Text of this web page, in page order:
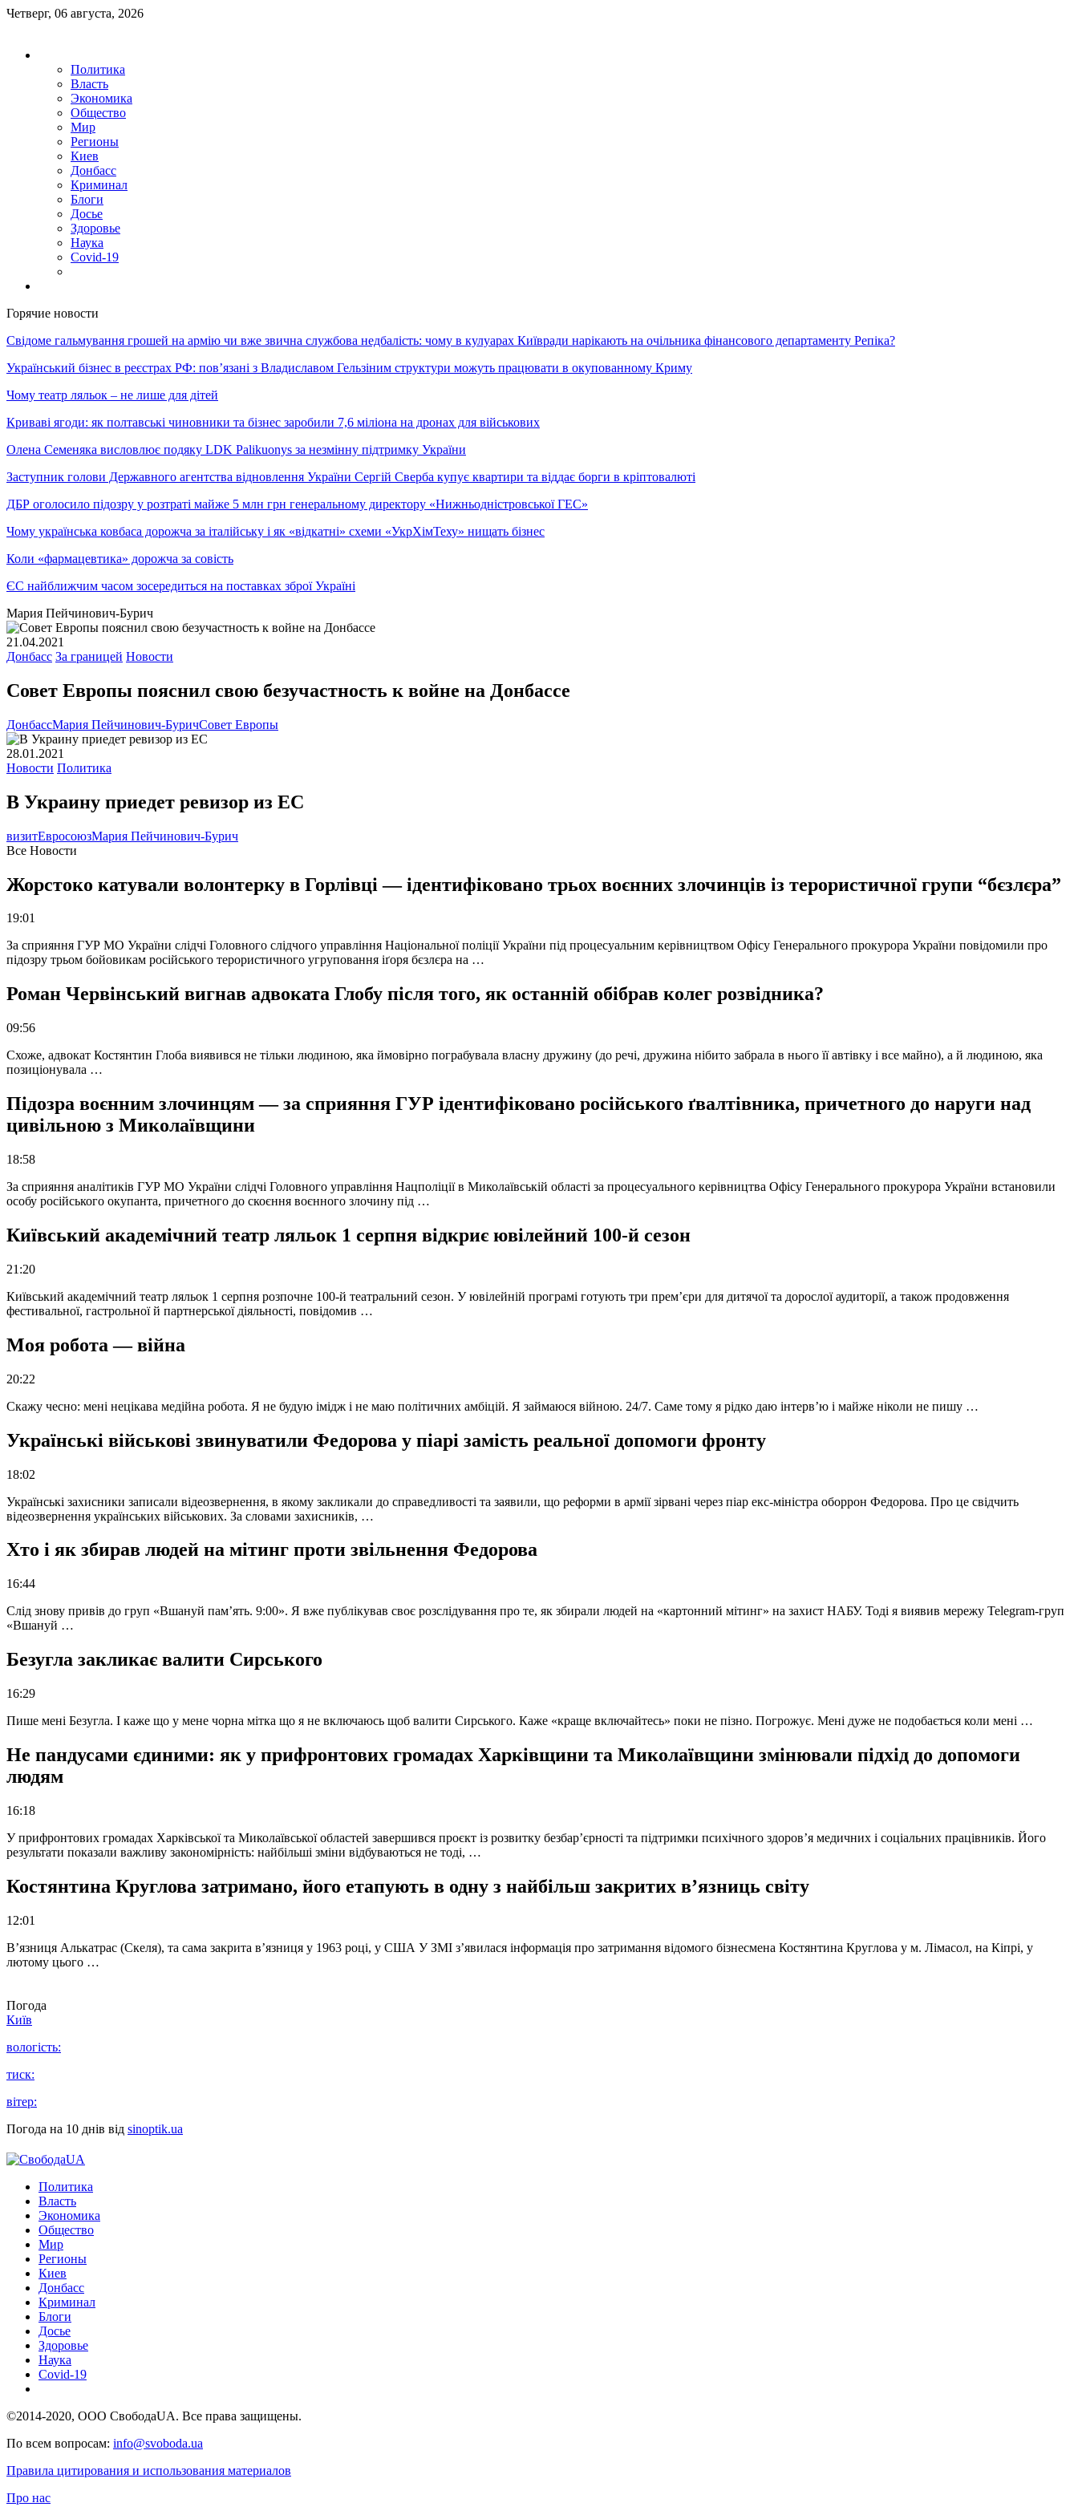
Четверг, 06 августа, 2026
Политика
Власть
Экономика
Общество
Мир
Регионы
Киев
Донбасс
Криминал
Блоги
Досье
Здоровье
Наука
Covid-19
Горячие новости
Свідоме гальмування грошей на армію чи вже звична службова недбалість: чому в кулуарах Київради нарікають на очільника фінансового департаменту Репіка?
Український бізнес в реєстрах РФ: пов’язані з Владиславом Гельзіним структури можуть працювати в окупованному Криму
Чому театр ляльок – не лише для дітей
Криваві ягоди: як полтавські чиновники та бізнес заробили 7,6 міліона на дронах для військових
Олена Семеняка висловлює подяку LDK Palikuonys за незмінну підтримку України
Заступник голови Державного агентства відновлення України Сергій Сверба купує квартири та віддає борги в кріптовалюті
ДБР оголосило підозру у розтраті майже 5 млн грн генеральному директору «Нижньодністровської ГЕС»
Чому українська ковбаса дорожча за італійську і як «відкатні» схеми «УкрХімТеху» нищать бізнес
Коли «фармацевтика» дорожча за совість
ЄС найближчим часом зосередиться на поставках зброї Україні
Мария Пейчинович-Бурич
21.04.2021
Донбасс За границей Новости
Совет Европы пояснил свою безучастность к войне на Донбассе
ДонбассМария Пейчинович-БуричСовет Европы
28.01.2021
Новости Политика
В Украину приедет ревизор из ЕС
визитЕвросоюзМария Пейчинович-Бурич
Все Новости
Жорстоко катували волонтерку в Горлівці — ідентифіковано трьох воєнних злочинців із терористичної групи “бєзлєра”
19:01
За сприяння ГУР МО України слідчі Головного слідчого управління Національної поліції України під процесуальним керівництвом Офісу Генерального прокурора України повідомили про
підозру трьом бойовикам російського терористичного угруповання іґоря бєзлєра на …
Роман Червінський вигнав адвоката Глобу після того, як останній обібрав колег розвідника?
09:56
Схоже, адвокат Костянтин Глоба виявився не тільки людиною, яка ймовірно пограбувала власну дружину (до речі, дружина нібито забрала в нього її автівку і все майно), а й людиною, яка
позиціонувала …
Підозра воєнним злочинцям — за сприяння ГУР ідентифіковано російського ґвалтівника, причетного до наруги над
цивільною з Миколаївщини
18:58
За сприяння аналітиків ГУР МО України слідчі Головного управління Нацполіції в Миколаївській області за процесуального керівництва Офісу Генерального прокурора України встановили
особу російського окупанта, причетного до скоєння воєнного злочину під …
Київський академічний театр ляльок 1 серпня відкриє ювілейний 100-й сезон
21:20
Київський академічний театр ляльок 1 серпня розпочне 100-й театральний сезон. У ювілейній програмі готують три прем’єри для дитячої та дорослої аудиторії, а також продовження
фестивальної, гастрольної й партнерської діяльності, повідомив …
Моя робота — війна
20:22
Скажу чесно: мені нецікава медійна робота. Я не будую імідж і не маю політичних амбіцій. Я займаюся війною. 24/7. Саме тому я рідко даю інтерв’ю і майже ніколи не пишу …
Українські військові звинуватили Федорова у піарі замість реальної допомоги фронту
18:02
Українські захисники записали відеозвернення, в якому закликали до справедливості та заявили, що реформи в армії зірвані через піар екс-міністра оборрон Федорова. Про це свідчить
відеозвернення українських військових. За словами захисників, …
Хто і як збирав людей на мітинг проти звільнення Федорова
16:44
Слід знову привів до груп «Вшануй пам’ять. 9:00». Я вже публікував своє розслідування про те, як збирали людей на «картонний мітинг» на захист НАБУ. Тоді я виявив мережу Telegram-груп
«Вшануй …
Безугла закликає валити Сирського
16:29
Пише мені Безугла. І каже що у мене чорна мітка що я не включаюсь щоб валити Сирського. Каже «краще включайтесь» поки не пізно. Погрожує. Мені дуже не подобається коли мені …
Не пандусами єдиними: як у прифронтових громадах Харківщини та Миколаївщини змінювали підхід до допомоги
людям
16:18
У прифронтових громадах Харківської та Миколаївської областей завершився проєкт із розвитку безбар’єрності та підтримки психічного здоров’я медичних і соціальних працівників. Його
результати показали важливу закономірність: найбільші зміни відбуваються не тоді, …
Костянтина Круглова затримано, його етапують в одну з найбільш закритих в’язниць світу
12:01
В’язниця Алькатрас (Скеля), та сама закрита в’язниця у 1963 році, у США У ЗМІ з’явилася інформація про затримання відомого бізнесмена Костянтина Круглова у м. Лімасол, на Кіпрі, у
лютому цього …
Погода
Київ
вологість:
тиск:
вітер:
Погода на 10 днів від sinoptik.ua
Политика
Власть
Экономика
Общество
Мир
Регионы
Киев
Донбасс
Криминал
Блоги
Досье
Здоровье
Наука
Covid-19
©2014-2020, ООО СвободаUA. Все права защищены.
По всем вопросам: info@svoboda.ua
Правила цитирования и использования материалов
Про нас